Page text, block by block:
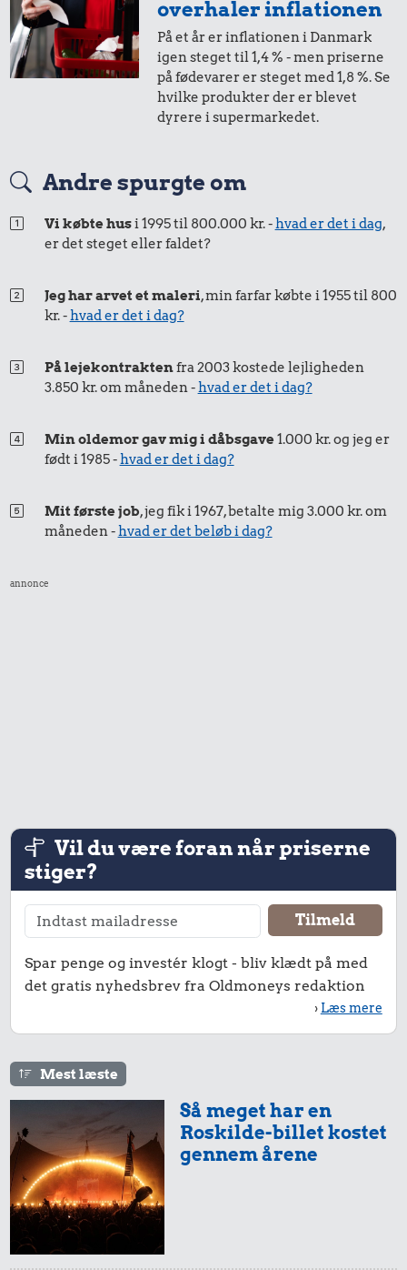
overhaler inflationen
På et år er inflationen i Danmark
igen steget til 1,4 % - men priserne
på fødevarer er steget med 1,8 %. Se
hvilke produkter der er blevet
dyrere i supermarkedet.
Andre spurgte om
Vi købte husi 1995 til 800.000 kr. -hvad er det i dag,
er det steget eller faldet?
Jeg har arvet et maleri, min farfar købte i 1955 til 800
kr. -hvad er det i dag?
På lejekontraktenfra 2003 kostede lejligheden
3.850 kr. om måneden -hvad er det i dag?
Min oldemor gav mig i dåbsgave1.000 kr. og jeg er
født i 1985 -hvad er det i dag?
Mit første job, jeg fik i 1967, betalte mig 3.000 kr. om
måneden -hvad er det beløb i dag?
annonce
Vil du være foran når priserne
stiger?
Spar penge og investér klogt - bliv klædt på med
det gratis nyhedsbrev fra Oldmoneys redaktion
› Læs mere
Mest læste
Så meget har en
Roskilde-billet kostet
gennem årene